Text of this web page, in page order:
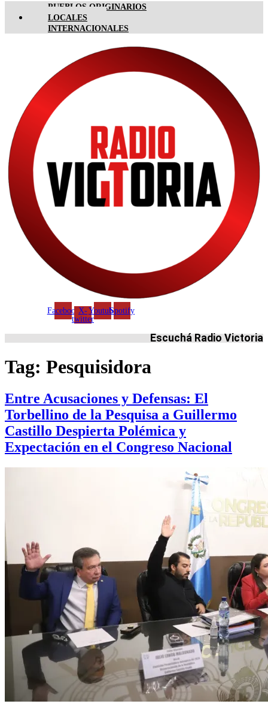
PUEBLOS ORIGINARIOS
LOCALES
INTERNACIONALES
FacebookX-
twitter
YoutubeSpotify
Escuchá Radio Victoria
Tag: Pesquisidora
Entre Acusaciones y Defensas: El
Torbellino de la Pesquisa a Guillermo
Castillo Despierta Polémica y
Expectación en el Congreso Nacional